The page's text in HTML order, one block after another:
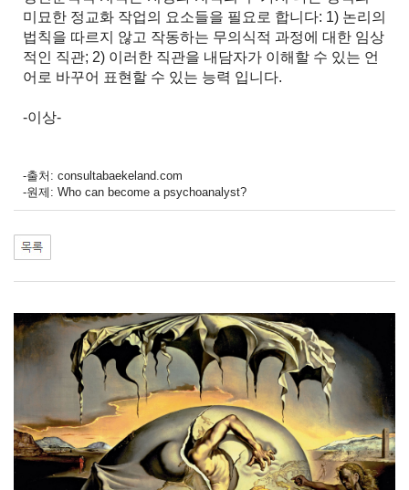
미묘한 정교화 작업의 요소들을 필요로 합니다: 1) 논리의
법칙을 따르지 않고 작동하는 무의식적 과정에 대한 임상
적인 직관; 2) 이러한 직관을 내담자가 이해할 수 있는 언
어로 바꾸어 표현할 수 있는 능력 입니다.
-이상-
-출처: consultabaekeland.com
-원제: Who can become a psychoanalyst?